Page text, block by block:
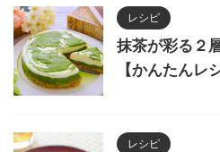
レシピ
抹茶が彩る２
【かんたんレ
レシピ